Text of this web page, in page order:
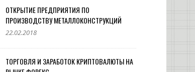
ОТКРЫТИЕ ПРЕДПРИЯТИЯ ПО
ПРОИЗВОДСТВУ МЕТАЛЛОКОНСТРУКЦИЙ
22.02.2018
ТОРГОВЛЯ И ЗАРАБОТОК КРИПТОВАЛЮТЫ НА